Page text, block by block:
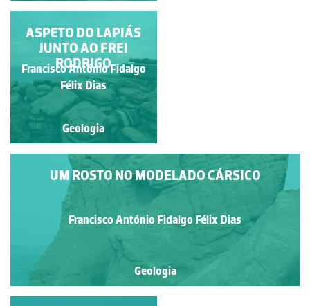
NO CAMPO DE LAPIÁS
DO CABO CARVOEIRO
Francisco António Fidalgo
Félix Dias
Geologia
UM ROSTO NO MODELADO CÁRSICO
Francisco António Fidalgo Félix Dias
Geologia
ASPETO DO LAPIÁS
JUNTO AO FREI
RODRIGO
Francisco António Fidalgo
Félix Dias
Geologia